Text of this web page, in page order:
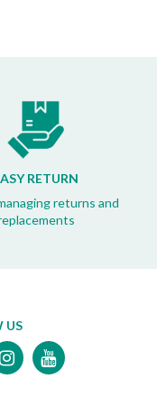
RETURN
returns and
US